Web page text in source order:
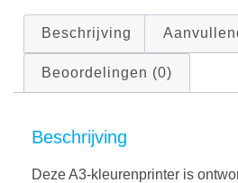
Beschrijving
Beoordelingen (0)
Beschrijving
Deze A3-kleurenprinter is